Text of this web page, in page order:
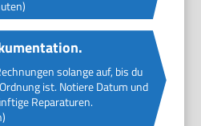
solange auf, bis du
ist. Notiere Datum und
Reparaturen.